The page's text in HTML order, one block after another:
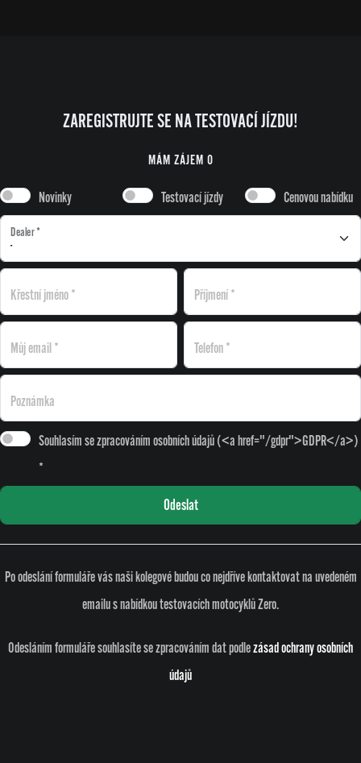
ZAREGISTRUJTE SE NA TESTOVACÍ JÍZDU!
MÁM ZÁJEM O
Novinky Testovací jízdy Cenovou nabídku
Dealer*
Křestní jméno* Příjmení*
Můj email* Telefon*
Poznámka
Souhlasím se zpracováním osobních údajů (<a href="/gdpr">GDPR</a>)
*
Odeslat
Po odeslání formuláře vás naši kolegové budou co nejdříve kontaktovat na uvedeném
emailu s nabídkou testovacích motocyklů Zero.
Odesláním formuláře souhlasíte se zpracováním dat podlezásad ochrany osobních
údajů